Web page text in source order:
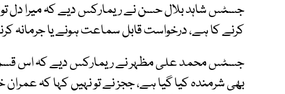
جسٹس شاہد بلال حسن نے ریمارکس دیے کہ میرا دل
کرنے کا ہے، درخواست قابل سماعت ہونے یا جرمانہ
جسٹس محمد علی مظہر نے ریمارکس دیے کہ اس قسم
بھی شرمندہ کیا گیا ہے، ججز نے تو نہیں کہا کہ